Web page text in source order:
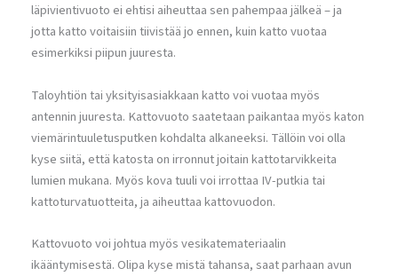
läpivientivuoto ei ehtisi aiheuttaa sen pahempaa jälkeä – ja
jotta katto voitaisiin tiivistää jo ennen, kuin katto vuotaa
esimerkiksi piipun juuresta.
Taloyhtiön tai yksityisasiakkaan katto voi vuotaa myös
antennin juuresta. Kattovuoto saatetaan paikantaa myös katon
viemärintuuletusputken kohdalta alkaneeksi. Tällöin voi olla
kyse siitä, että katosta on irronnut joitain kattotarvikkeita
lumien mukana. Myös kova tuuli voi irrottaa IV-putkia tai
kattoturvatuotteita, ja aiheuttaa kattovuodon.
Kattovuoto voi johtua myös vesikatemateriaalin
ikääntymisestä. Olipa kyse mistä tahansa, saat parhaan avun